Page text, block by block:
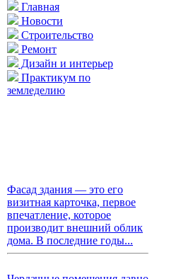
Главная
Новости
Строительство
Ремонт
Дизайн и интерьер
Практикум по
земледелию
Фасад здания — это его
визитная карточка, первое
впечатление, которое
производит внешний облик
дома. В последние годы...